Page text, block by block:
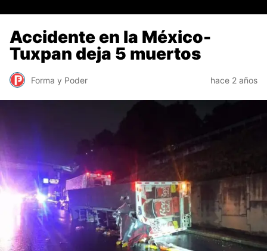
Accidente en la México-
Tuxpan deja 5 muertos
Forma y Poder hace 2 años